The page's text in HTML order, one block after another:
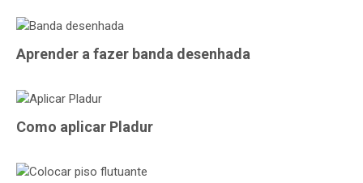
Aprender a fazer banda desenhada
Como aplicar Pladur